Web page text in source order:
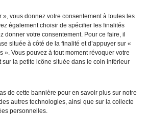
», vous donnez votre consentement à toutes les
également choisir de spécifier les finalités
donner votre consentement. Pour ce faire, il
située à côté de la finalité et d’appuyer sur «
». Vous pouvez à tout moment révoquer votre
la petite icône située dans le coin inférieur
de cette bannière pour en savoir plus sur notre
autres technologies, ainsi que sur la collecte
personnelles.